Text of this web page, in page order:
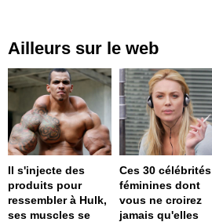
Ailleurs sur le web
Il s'injecte des
produits pour
ressembler à Hulk,
ses muscles se
Ces 30 célébrités
féminines dont
vous ne croirez
jamais qu'elles